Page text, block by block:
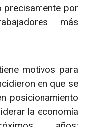
precisamente por
más
motivos para
en que se
posicionamiento
la economía